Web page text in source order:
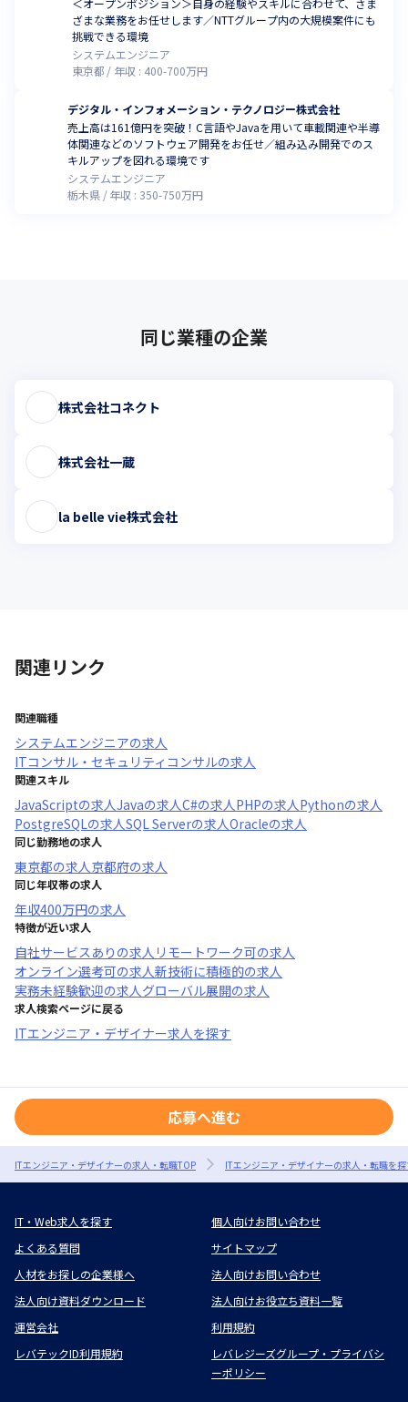
＜オープンポジション＞自身の経験やスキルに合わせて、さま
ざまな業務をお任せします／NTTグループ内の大規模案件にも
挑戦できる環境
システムエンジニア
東京都
年収 : 400-700万円
デジタル・インフォメーション・テクノロジー株式会社
売上高は161億円を突破！C言語やJavaを用いて車載関連や半導
体関連などのソフトウェア開発をお任せ／組み込み開発でのス
キルアップを図れる環境です
システムエンジニア
栃木県
年収 : 350-750万円
同じ業種の企業
株式会社コネクト
株式会社一蔵
la belle vie株式会社
関連リンク
関連職種
システムエンジニアの求人
ITコンサル・セキュリティコンサルの求人
関連スキル
JavaScriptの求人Javaの求人C#の求人PHPの求人Pythonの求人
PostgreSQLの求人SQL Serverの求人Oracleの求人
同じ勤務地の求人
東京都の求人京都府の求人
同じ年収帯の求人
年収400万円の求人
特徴が近い求人
自社サービスあり の求人 リモートワーク可の求人
オンライン選考可の求人新技術に積極的の求人
実務未経験歓迎の求人グローバル展開の求人
求人検索ページに戻る
ITエンジニア・デザイナー求人を探す
応募へ進む
ITエンジニア・デザイナーの求人・転職TOP ITエンジニア・デザイナーの求人・転職を
IT・Web求人を探す
個人向けお問い合わせ
よくある質問
サイトマップ
人材をお探しの企業様へ
法人向けお問い合わせ
法人向け資料ダウンロード
法人向けお役立ち資料一覧
運営会社
利用規約
レバテックID利用規約
レバレジーズグループ・プライバシ
ーポリシー